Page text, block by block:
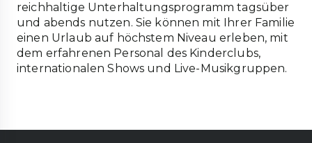
reichhaltige Unterhaltungsprogramm tagsüber
und abends nutzen. Sie können mit Ihrer Familie
einen Urlaub auf höchstem Niveau erleben, mit
dem erfahrenen Personal des Kinderclubs,
internationalen Shows und Live-Musikgruppen.